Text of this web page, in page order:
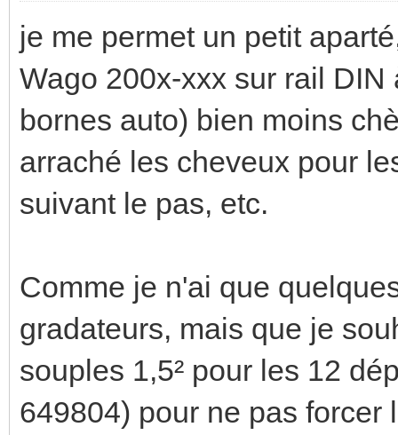
je me permet un petit
Wago 200x-xxx sur rail
bornes auto) bien moins
arraché les cheveux pour
suivant le pas, etc.
Comme je n'ai que
gradateurs, mais que je
souples 1,5² pour les 12
649804) pour ne pas forcer